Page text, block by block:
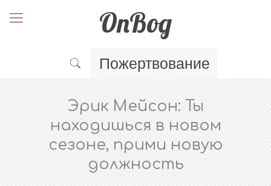
OnBog
Пожертвование
Эрик Мейсон: Ты
находишься в новом
сезоне, прими новую
должность